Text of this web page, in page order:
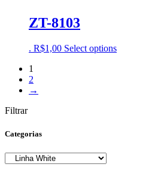
ZT-8103
. R$1,00 Select options
1
2
→
Filtrar
Categorias